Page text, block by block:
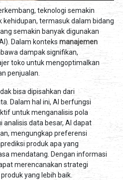
teknologi semakin
kehidupan, termasuk dalam bidang
semakin banyak digunakan
Dalam konteksmanajemen
dampak signifikan,
toko untuk mengoptimalkan
penjualan.
bisa dipisahkan dari
Dalam hal ini, AI berfungsi
untuk menganalisis pola
analisis data besar, AI dapat
mengungkap preferensi
produk apa yang
mendatang. Dengan informasi
merencanakan strategi
yang lebih baik.